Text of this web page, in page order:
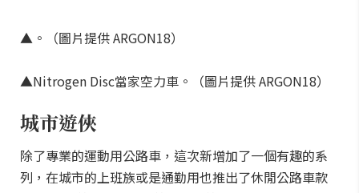
▲。（圖片提供 ARGON18）
▲Nitrogen Disc當家空力車。（圖片提供 ARGON18）
城市遊俠
除了專業的運動用公路車，這次新增加了一個有趣的系
列，在城市的上班族或是通勤用也推出了休閒公路車款